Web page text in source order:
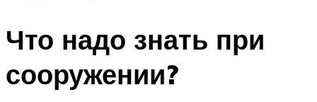
Что надо знать при
сооружении?